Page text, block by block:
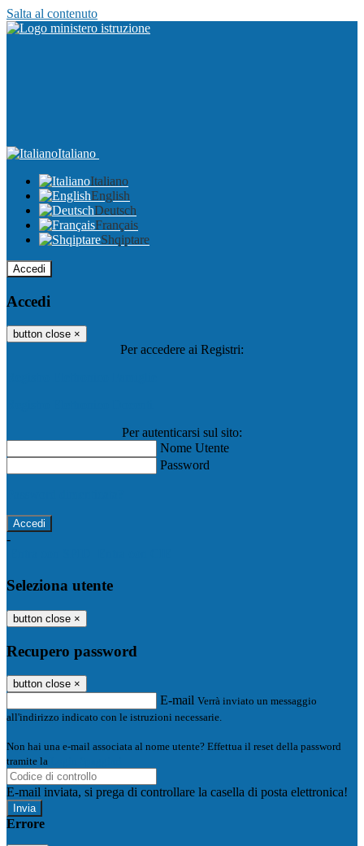
Salta al contenuto
Italiano
Italiano
English
Deutsch
Français
Shqiptare
Accedi
Accedi
button close ×
Per accedere ai Registri:
Per autenticarsi sul sito:
Nome Utente
Password
-
Seleziona utente
button close ×
Recupero password
button close ×
E-mail Verrà inviato un messaggio
all'indirizzo indicato con le istruzioni necessarie.
Non hai una e-mail associata al nome utente? Effettua il reset della password
tramite la
E-mail inviata, si prega di controllare la casella di posta elettronica!
Errore